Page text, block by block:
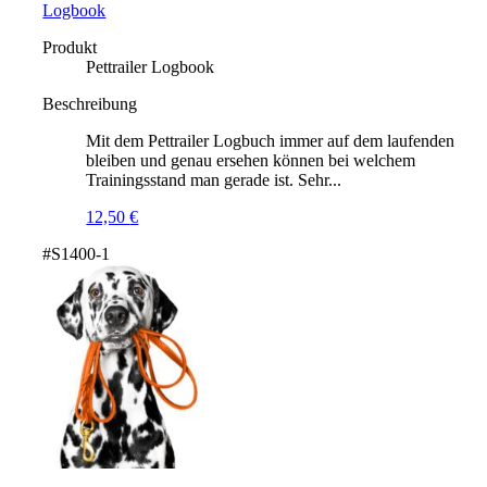
Logbook
Produkt
Pettrailer Logbook
Beschreibung
Mit dem Pettrailer Logbuch immer auf dem laufenden
bleiben und genau ersehen können bei welchem
Trainingsstand man gerade ist. Sehr...
12,50€
#S1400-1